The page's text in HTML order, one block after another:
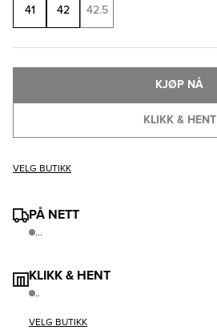
41 42 42.5
KLIKK & HENT
KJØP NÅ
VELG BUTIKK
PÅ NETT
...
KLIKK & HENT
..
VELG BUTIKK